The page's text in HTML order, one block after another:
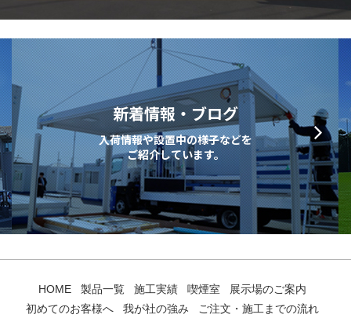
新着情報・ブログ
入荷情報や設置中の様子などを
ご紹介しています。
HOME 製品一覧 施工実績 喫煙室
展示場のご案内
初めてのお客様へ
我が社の強み
ご注文・施工までの流れ